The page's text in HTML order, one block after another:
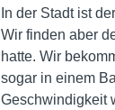
In der Stadt ist
Wir finden aber
hatte. Wir
sogar in einem
Geschwindigkeit